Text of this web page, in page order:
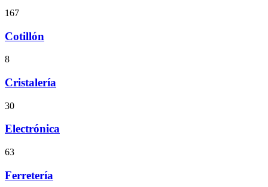
167
Cotillón
8
Cristalería
30
Electrónica
63
Ferretería